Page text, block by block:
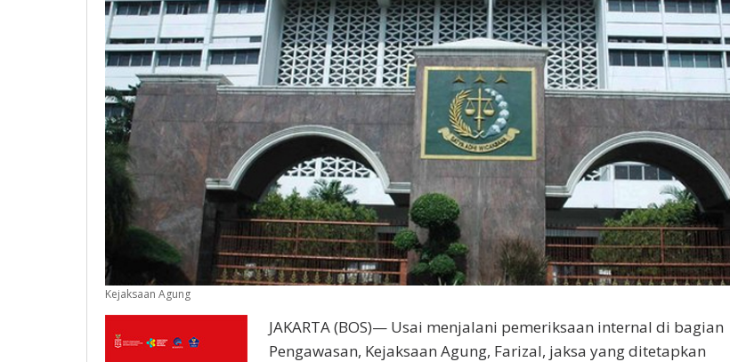
Kejaksaan Agung
JAKARTA (BOS)— Usai menjalani pemeriksaan internal di bagian
Pengawasan, Kejaksaan Agung, Farizal, jaksa yang ditetapkan